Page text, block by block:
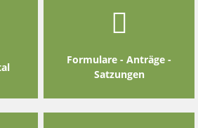
Formulare - Anträge -
Satzungen